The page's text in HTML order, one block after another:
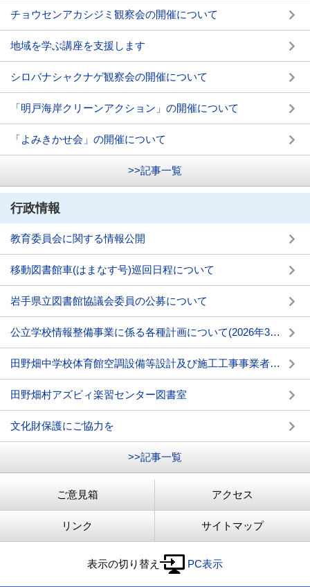
チョウセンアカシジミ観察会の開催について
地域を学ぶ講座を支援します
シロバナシャクナゲ観察会の開催について
「明戸海岸クリーンアクション」の開催について
「よみきかせ会」の開催について
>>記事一覧
行政情報
教育委員会に関する情報公開
移動図書館車(はまなす号)巡回日程について
岩手県立図書館協議会委員の公募について
公立学校情報整備事業に係る各種計画について(2026年3月6日更新)
田野畑中学校体育館空調設備等設計及び施工工事事業者選定に係る公募型プロポーザル審査会の結果について
田野畑村アズビィ楽習センター図書室
文化財保護にご協力を
>>記事一覧
ご意見箱 アクセス
リンク サイトマップ
表示の切り替え PC表示